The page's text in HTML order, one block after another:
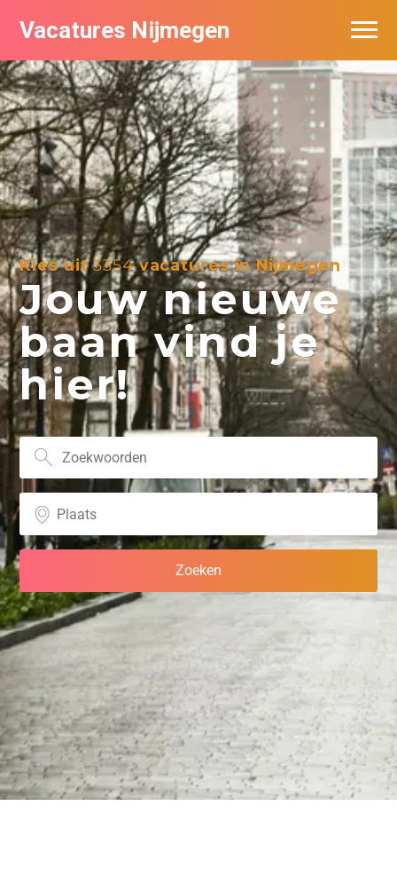
Vacatures Nijmegen
Kies uit3354vacatures in Nijmegen
Jouw nieuwe
baan vind je
hier!
Vacatures per bedrijf
De populairste vacatures in Nijmegen
Nieuwsbrief feed